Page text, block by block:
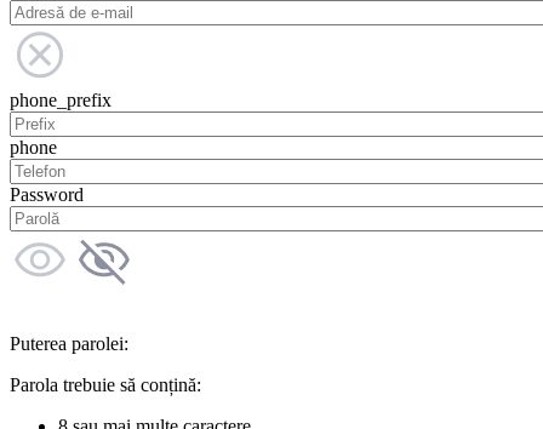
phone_prefix
phone
Password
Puterea parolei:
Parola trebuie să conțină: